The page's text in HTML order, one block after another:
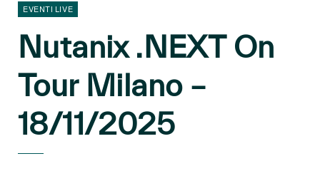
EVENTI LIVE
Nutanix .NEXT On
Tour Milano –
18/11/2025